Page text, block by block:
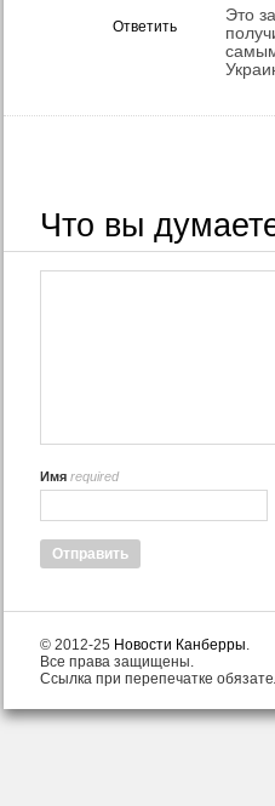
Ответить
Это
Что вы
Имя required
© 2012-25 Новости Канберры.
Все права защищены.
Ссылка при перепечатке